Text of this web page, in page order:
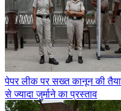
पेपर लीक पर सख्त कानून की
से ज्यादा जुर्माने का प्रस्ताव